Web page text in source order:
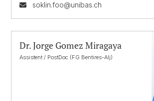
soklin.foo@unibas.ch
Dr. Jorge Gomez Miragaya
Assistent / PostDoc (FG Bentires-Alj)